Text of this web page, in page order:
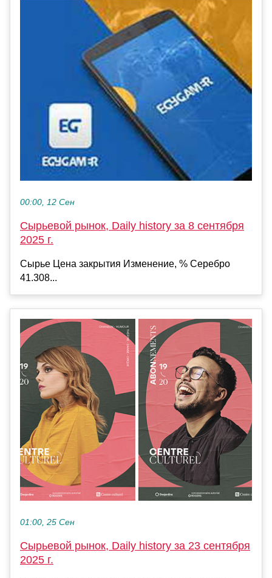
00:00, 12 Сен
Сырьевой рынок, Daily history за 8 сентября
2025 г.
Сырье Цена закрытия Изменение, % Серебро
41.308...
01:00, 25 Сен
Сырьевой рынок, Daily history за 23 сентября
2025 г.